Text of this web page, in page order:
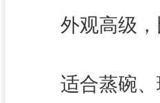
外观高级，
适合蒸碗、